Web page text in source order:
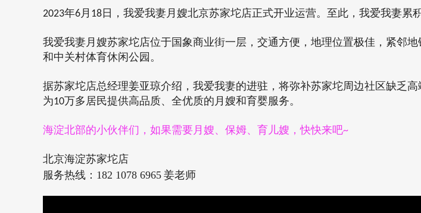
2023年6月 18 日， 我爱我妻月嫂北京苏家坨店正式开业运营。至此，我爱我妻累
我爱我妻月嫂苏家坨店位于国象商业街一层 ， 交通方便，地理位置极佳，紧邻地
和中关村体育休闲公园。
据苏家坨店总经理姜亚琼介绍，我爱我妻的进驻，将弥补苏家坨周边社区缺乏
为10万多居民提供高品质、全优质的月嫂和育婴服务。
海淀北部的小伙伴们， 如果需要月嫂、保姆、育儿嫂，快快来吧~
北京海淀苏家坨店
服务热线： 182 1078 6965 姜老师